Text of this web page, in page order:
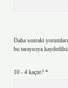
Daha sonraki
bu tarayıcıya
10 - 4 kaçtır? *